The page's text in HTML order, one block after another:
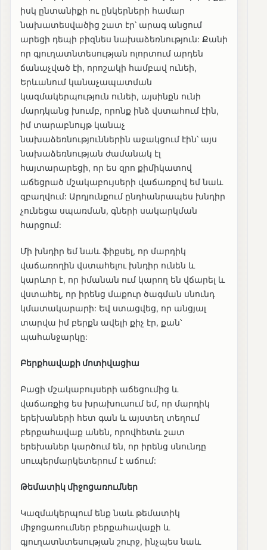
իսկ ընտանիքի ու ընկերների համար
նախատեսվածից շատ էր՝ արագ անցում
արեցի դեպի բիզնես նախաձեռնություն: Քանի
որ գյուղատնտեսության ոլորտում արդեն
ճանաչված էի, որոշակի համբավ ունեի,
Երևանում կանաչապատման
կազմակերպություն ունեի, այսինքն ունի
մարդկանց խումբ, որոնք ինձ վստահում էին,
իմ տարաբնույթ կանաչ
նախաձեռնություններին աջակցում էին՝ այս
նախաձեռնության ժամանակ էլ
հայտարարեցի, որ ես զրո քիմիկատով
աճեցրած մշակաբույսերի վաճառքով եմ նաև
զբաղվում: Արդյունքում ընդհանրապես խնդիր
չունեցա սպառման, գների սակարկման
հարցում:
Մի խնդիր եմ նաև ֆիքսել, որ մարդիկ
վաճառողին վստահելու խնդիր ունեն և
կարևոր է, որ իմանան ում կարող են վճարել և
վստահել, որ իրենց մաքուր ծագման սնունդ
կմատակարարի: Եվ ստացվեց, որ անցյալ
տարվա իմ բերքն ավելի քիչ էր, քան՝
պահանջարկը:
Բերքհավաքի մոտիվացիա
Բացի մշակաբույսերի աճեցումից և
վաճառքից ես խրախուսում եմ, որ մարդիկ
երեխաների հետ գան և այստեղ տեղում
բերքահավաք անեն, որովհետև շատ
երեխաներ կարծում են, որ իրենց սնունդը
սուպերմարկետերում է աճում:
Թեմատիկ միջոցառումներ
Կազմակերպում ենք նաև թեմատիկ
միջոցառումներ բերքահավաքի և
գյուղատնտեսության շուրջ, ինչպես նաև